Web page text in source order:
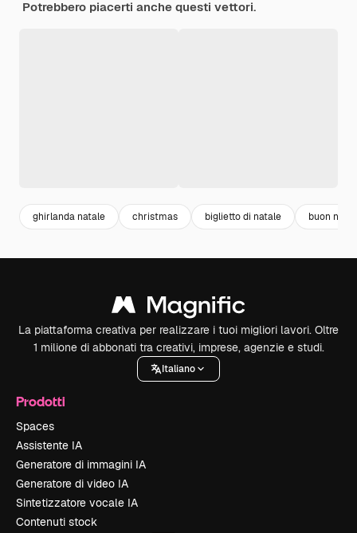
Potrebbero piacerti anche questi vettori.
ghirlanda natale christmas biglietto di natale buon
La piattaforma creativa per realizzare i tuoi migliori lavori. Oltre
1 milione di abbonati tra creativi, imprese, agenzie e studi.
Italiano
Prodotti
Spaces
Assistente IA
Generatore di immagini IA
Generatore di video IA
Sintetizzatore vocale IA
Contenuti stock